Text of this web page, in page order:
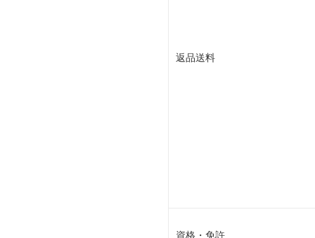
返品送料
資格・免許